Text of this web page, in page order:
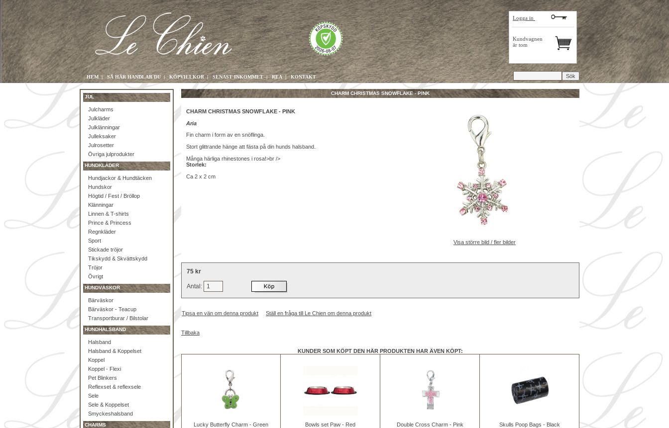
Logga in
Kundvagnen
är tom
HEM |SÅ HÄR HANDLAR DU | KÖPVILLKOR| SENAST INKOMMET| REA|KONTAKT
JUL
Julcharms
Julkläder
Julklänningar
Julleksaker
Julrosetter
Övriga julprodukter
HUNDKLÄDER
Hundjackor & Hundtäcken
Hundskor
Högtid / Fest / Bröllop
Klänningar
Linnen & T-shirts
Prince & Princess
Regnkläder
Sport
Stickade tröjor
Tikskydd & Skvättskydd
Tröjor
Övrigt
HUNDVÄSKOR
Bärväskor
Bärväskor - Teacup
Transportburar / Bilstolar
HUNDHALSBAND
Halsband
Halsband & Koppelset
Koppel
Koppel - Flexi
Pet Blinkers
Reflexset & reflexsele
Sele
Sele & Koppelset
Smyckeshalsband
CHARMS
CHARM CHRISTMAS SNOWFLAKE - PINK
CHARM CHRISTMAS SNOWFLAKE - PINK
Aria
Fin charm i form av en snöflinga.
Stort glittrande hänge att fästa på din hunds halsband.
Många härliga rhinestones i rosa!>br />
Storlek:
Ca 2 x 2 cm
Visa större bild / fler bilder
75 kr
Antal:
Tipsa en vän om denna produkt Ställ en fråga till Le Chien om denna produkt
Tillbaka
KUNDER SOM KÖPT DEN HÄR PRODUKTEN HAR ÄVEN KÖPT:
Lucky Butterfly Charm - Green Bowls set Paw - Red Double Cross Charm - Pink Skulls Poop Bags - Black